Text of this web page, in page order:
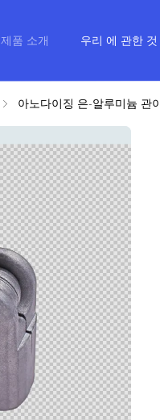
제품 소개 우리 에 관한 것
아노다이징 은-알루미늄 관